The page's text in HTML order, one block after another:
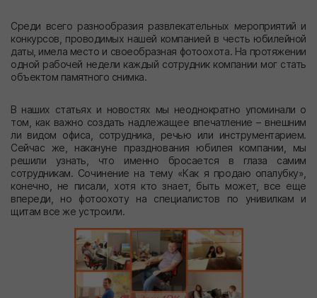
Среди всего разнообразия развлекательных мероприятий и
конкурсов, проводимых нашей компанией в честь юбилейной
даты, имела место и своеобразная фотоохота. На протяжении
одной рабочей недели каждый сотрудник компании мог стать
объектом памятного снимка.
В наших статьях и новостях мы неоднократно упоминали о
том, как важно создать надлежащее впечатление – внешним
ли видом офиса, сотрудника, речью или инструментарием.
Сейчас же, накануне празднования юбилея компании, мы
решили узнать, что именно бросается в глаза самим
сотрудникам. Сочинение на тему «Как я продаю опалубку»,
конечно, не писали, хотя кто знает, быть может, все еще
впереди, но фотоохоту на специалистов по унивилкам и
щитам все же устроили.